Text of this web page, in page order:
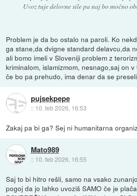
Uvoz tuje delovne sile pa naj bo močno
Problem je da bo ostalo na paroli. Ko
ga stane,da dvigne standard delavcu,da
ali bomo imeli v Sloveniji problem z
kriminalom, islamizmom, nesnago,saj on
če bo pa prehudo, ima denar da se
pujsekpepe
:: 10. feb 2026, 16:53
Zakaj pa bi ga? Sej ni humanitarna
Mato989
:: 10. feb 2026, 16:55
Saj to bi hitro rešli, samo na vsako
pogoj da jo lahko uvoziš SAMO če je